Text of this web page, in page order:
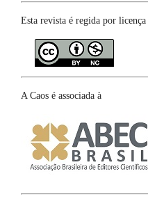
Esta revista é regida por licença
A Caos é associada à